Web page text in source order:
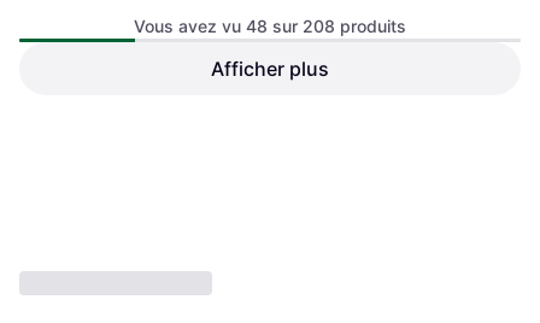
Humminbird Combiné Xplore
Humminbird Sondeur Xplore
Vous avez vu 48 sur 208 produits
Afficher plus